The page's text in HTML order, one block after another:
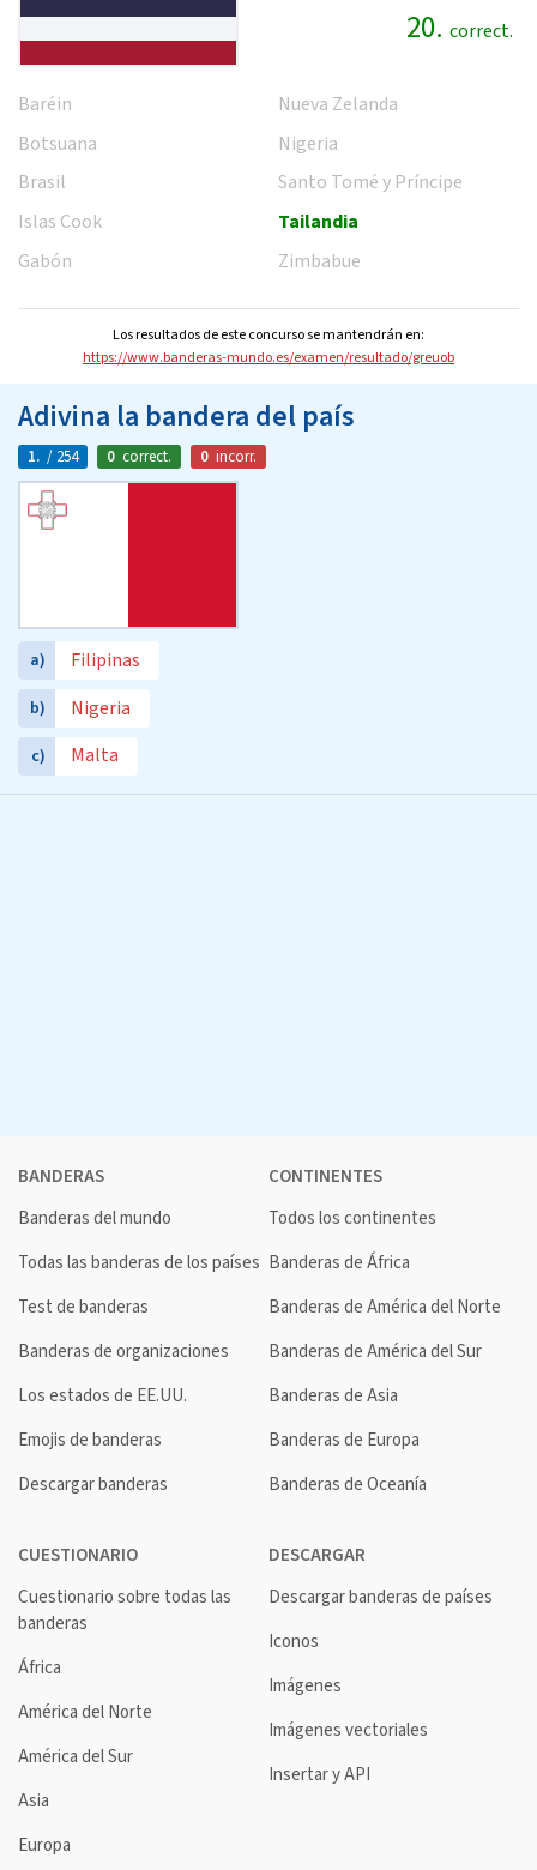
20. correct.
Baréin
Botsuana
Brasil
Islas Cook
Gabón
Nueva Zelanda
Nigeria
Santo Tomé y Príncipe
Tailandia
Zimbabue
Los resultados de este concurso se mantendrán en:
https://www.banderas-mundo.es/examen/resultado/greuob
Adivina la bandera del país
1. / 254 0 correct. 0 incorr.
a) Filipinas
b) Nigeria
c) Malta
BANDERAS
Banderas del mundo
Todas las banderas de los países
Test de banderas
Banderas de organizaciones
Los estados de EE.UU.
Emojis de banderas
Descargar banderas
CONTINENTES
Todos los continentes
Banderas de África
Banderas de América del Norte
Banderas de América del Sur
Banderas de Asia
Banderas de Europa
Banderas de Oceanía
CUESTIONARIO
Cuestionario sobre todas las
banderas
África
América del Norte
América del Sur
Asia
Europa
DESCARGAR
Descargar banderas de países
Iconos
Imágenes
Imágenes vectoriales
Insertar y API